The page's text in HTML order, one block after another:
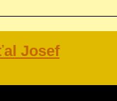
Josef